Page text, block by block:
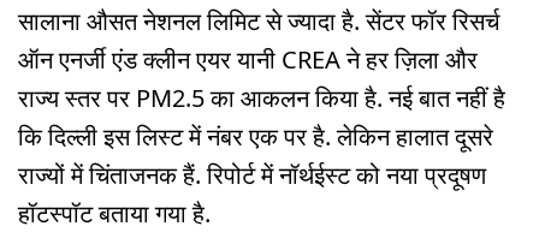
सालाना औसत नेशनल लिमिट से ज्यादा है. सेंटर फॉर रिसर्च
ऑन एनर्जी एंड क्लीन एयर यानी CREA ने हर ज़िला और
राज्य स्तर पर PM2.5 का आकलन किया है. नई बात नहीं है
कि दिल्ली इस लिस्ट में नंबर एक पर है. लेकिन हालात दूसरे
राज्यों में चिंताजनक हैं. रिपोर्ट में नॉर्थईस्ट को नया प्रदूषण
हॉटस्पॉट बताया गया है.